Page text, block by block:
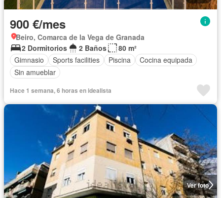
900 €/mes
Beiro, Comarca de la Vega de Granada
2 Dormitorios
2 Baños
80 m²
Gimnasio
Sports facilities Piscina
Cocina equipada
Sin amueblar
Hace 1 semana, 6 horas en idealista
Ver foto